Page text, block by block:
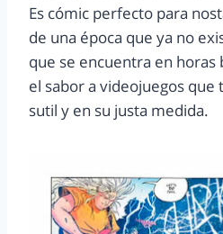
Es cómic perfecto para
de una época que ya no
que se encuentra en horas
el sabor a videojuegos
sutil y en su justa medida.